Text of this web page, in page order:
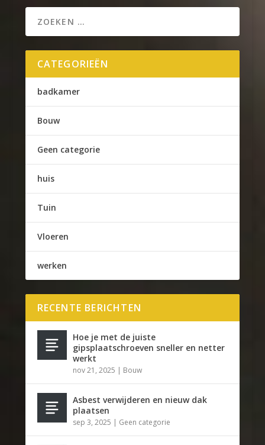
CATEGORIEËN
badkamer
Bouw
Geen categorie
huis
Tuin
Vloeren
werken
RECENTE BERICHTEN
Hoe je met de juiste
gipsplaatschroeven sneller en netter
werkt
nov 21, 2025 | Bouw
Asbest verwijderen en nieuw dak
plaatsen
sep 3, 2025 | Geen categorie